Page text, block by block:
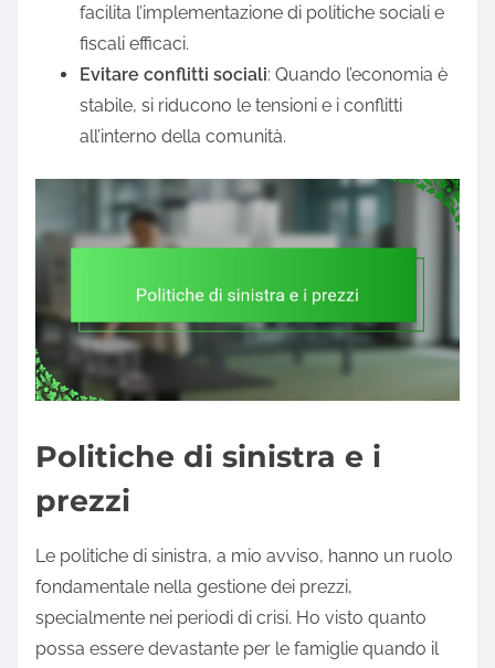
facilita l’implementazione di politiche sociali e
fiscali efficaci.
Evitare conflitti sociali: Quando l’economia è
stabile, si riducono le tensioni e i conflitti
all’interno della comunità.
Politiche di sinistra e i
prezzi
Le politiche di sinistra, a mio avviso, hanno un ruolo
fondamentale nella gestione dei prezzi,
specialmente nei periodi di crisi. Ho visto quanto
possa essere devastante per le famiglie quando il